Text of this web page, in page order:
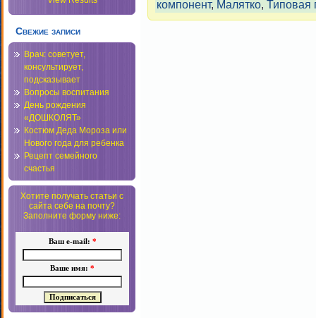
Свежие записи
Врач: советует,
консультирует,
подсказывает
Вопросы воспитания
День рождения
«ДОШКОЛЯТ»
Костюм Деда Мороза или
Нового года для ребенка
Рецепт семейного
счастья
Хотите получать статьи с
сайта себе на почту?
Заполните форму ниже:
Ваш e-mail: *
Ваше имя: *
компонент, Малятко, Типовая